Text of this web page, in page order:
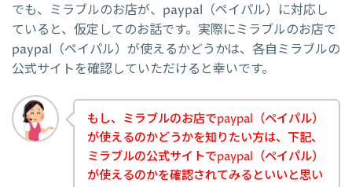
でも、ミラブルのお店が、paypal（ペイパル）に対応し
ていると、仮定してのお話です。実際にミラブルのお店で
paypal（ペイパル）が使えるかどうかは、各自ミラブルの
公式サイトを確認していただけると幸いです。
もし、ミラブルのお店でpaypal（ペイパル）
が使えるのかどうかを知りたい方は、下記、
ミラブルの公式サイトでpaypal（ペイパル）
が使えるのかを確認されてみるといいと思い